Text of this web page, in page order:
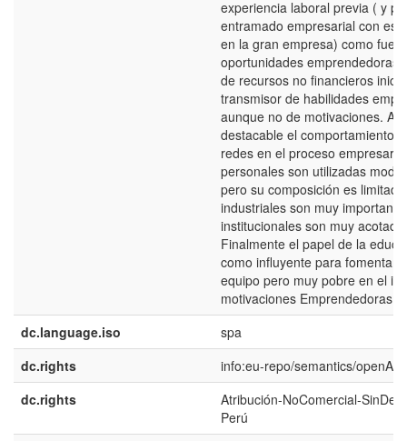
experiencia laboral previa ( y
entramado empresarial con
en la gran empresa) como
oportunidades emprendedoras,
de recursos no financieros
transmisor de habilidades
aunque no de motivaciones.
destacable el comportamiento
redes en el proceso
personales son utilizadas
pero su composición es
industriales son muy
institucionales son muy
Finalmente el papel de la
como influyente para fomentar
equipo pero muy pobre en el
motivaciones Emprendedoras.
dc.language.iso
spa
dc.rights
info:eu-repo/semantics/
dc.rights
Atribución-NoComercial-
Perú